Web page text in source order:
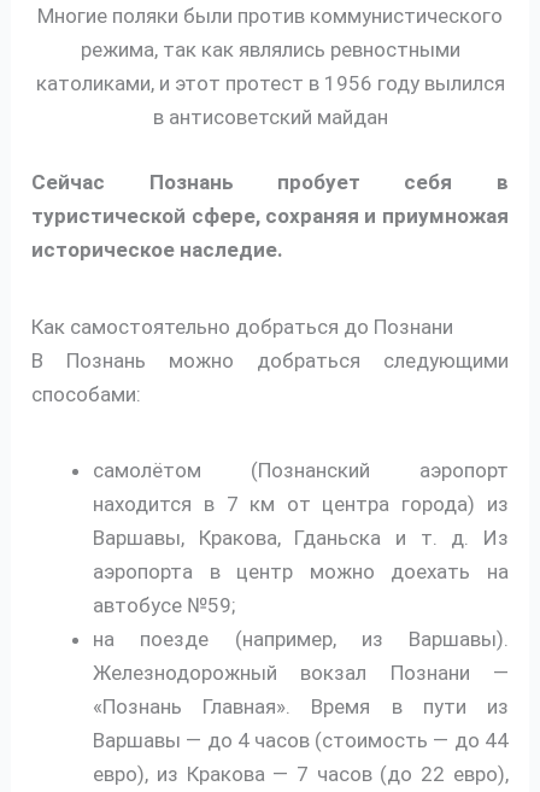
Многие поляки были против коммунистического
режима, так как являлись ревностными
католиками, и этот протест в 1956 году вылился
в антисоветский майдан
Сейчас Познань пробует себя в
туристической сфере, сохраняя и приумножая
историческое наследие.
Как самостоятельно добраться до Познани
В Познань можно добраться следующими
способами:
самолётом (Познанский аэропорт
находится в 7 км от центра города) из
Варшавы, Кракова, Гданьска и т. д. Из
аэропорта в центр можно доехать на
автобусе №59;
на поезде (например, из Варшавы).
Железнодорожный вокзал Познани —
«Познань Главная». Время в пути из
Варшавы — до 4 часов (стоимость — до 44
евро), из Кракова — 7 часов (до 22 евро),